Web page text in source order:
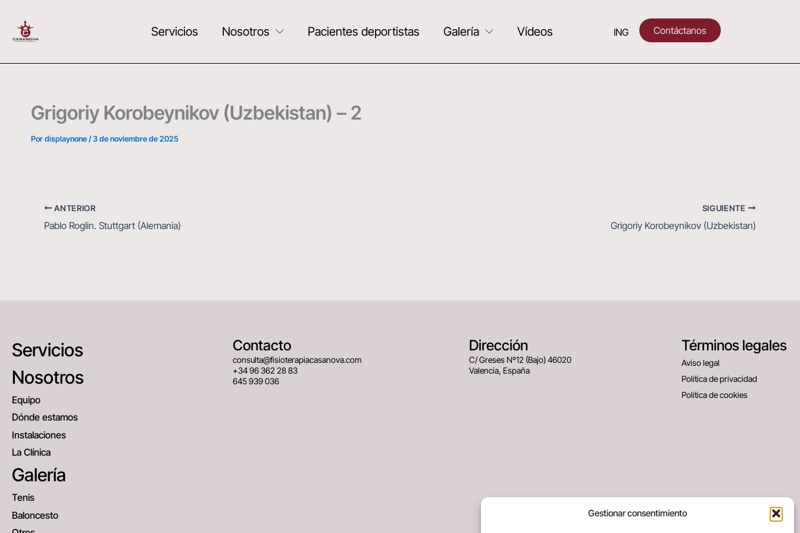
Gestionar consentimiento
contenido
Servicios Nosotros Pacientes deportistas Galería Vídeos ING Contáctanos
Grigoriy Korobeynikov (Uzbekistan) – 2
Pordisplaynone/3 de noviembre de 2025
ANTERIOR
Pablo Roglin. Stuttgart (Alemania)
SIGUIENTE
Grigoriy Korobeynikov (Uzbekistan)
Servicios
Nosotros
Equipo
Dónde estamos
Instalaciones
La Clínica
Galería
Tenis
Baloncesto
Contacto
consulta@fisioterapiacasanova.com
+34 96 362 28 83
645 939 036
Dirección
C/ Greses Nº12 (Bajo) 46020
Valencia, España
Términos legales
Aviso legal
Política de privacidad
Política de cookies